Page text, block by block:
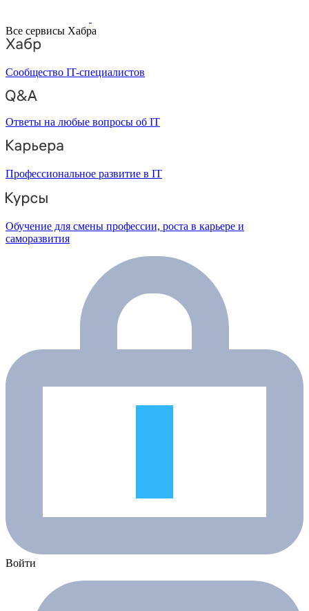
Все сервисы Хабра
Сообщество IT-специалистов
Ответы на любые вопросы об IT
Профессиональное развитие в IT
Обучение для смены профессии, роста в карьере и
саморазвития
Войти